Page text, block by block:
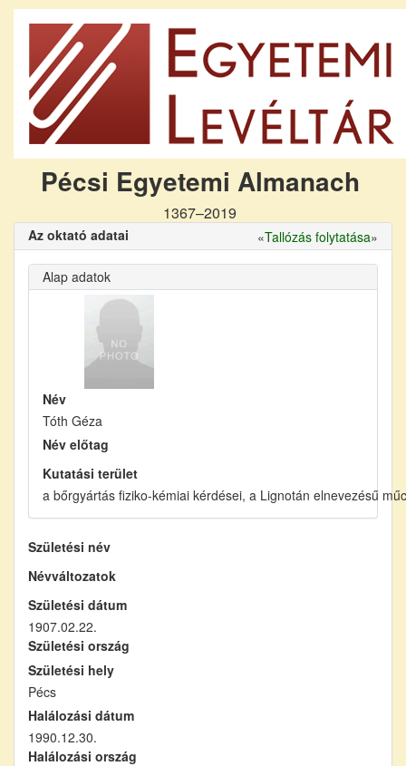
Pécsi Egyetemi Almanach
1367–2019
Az oktató adatai «Tallózás folytatása»
Alap adatok
Név
Tóth Géza
Név előtag
Kutatási terület
a bőrgyártás fiziko-kémiai kérdései, a Lignotán elnevezésű
Születési név
Névváltozatok
Születési dátum
1907.02.22.
Születési ország
Születési hely
Pécs
Halálozási dátum
1990.12.30.
Halálozási ország